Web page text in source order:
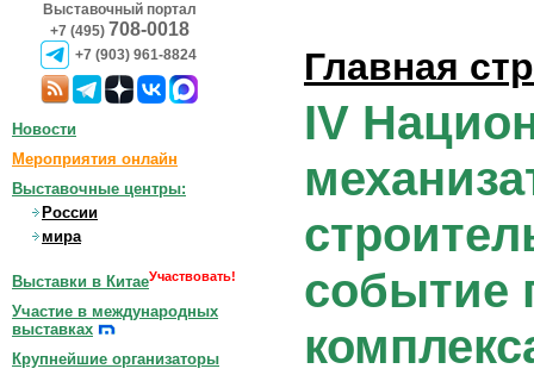
Выставочный портал
+7 (495) 708-0018
+7 (903) 961-8824 Главная
IV
событие
Новости
Мероприятия онлайн
Выставочные центры:
России
мира
Выставки в КитаеУчаствовать!
Участие в международных
выставках
Крупнейшие организаторы